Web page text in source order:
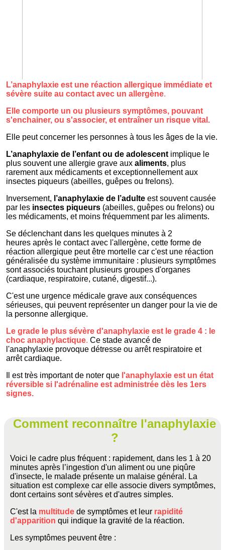
L’anaphylaxie est une réaction allergique immédiate et
sévère suite au contact avec un allergène.
Elle comporte un ou plusieurs symptômes, pouvant
s'enchainer, ou s'associer, et entraîner un risque vital.
Elle peut concerner les personnes à tous les âges de la vie.
L’anaphylaxie de l’enfant ou de adolescent implique le
plus souvent une allergie grave aux aliments, plus
rarement aux médicaments et exceptionnellement aux
insectes piqueurs (abeilles, guêpes ou frelons).
Inversement, l’anaphylaxie de l’adulte est souvent causée
par les insectes piqueurs (abeilles, guêpes ou frelons) ou
les médicaments, et moins fréquemment par les aliments.
Se déclenchant dans les quelques minutes à 2
heures après le contact avec l'allergène, cette forme de
réaction allergique peut être mortelle car c'est une réaction
généralisée du système immunitaire : plusieurs symptômes
sont associés touchant plusieurs groupes d'organes
(cardiaque, respiratoire, cutané, digestif...).
C'est une urgence médicale grave aux conséquences
sérieuses, qui peuvent représenter un danger pour la vie de
la personne allergique.
Le grade le plus sévère d'anaphylaxie est le grade 4 : le
choc anaphylactique. Ce stade avancé de
l'anaphylaxie provoque détresse ou arrêt respiratoire et
arrêt cardiaque.
Il est très important de noter que l'anaphylaxie est un état
réversible si l'adrénaline est administrée dès les 1ers
signes.
Comment reconnaître l'anaphylaxie
?
Voici le cadre plus fréquent : rapidement, dans les 1 à 20
minutes après l’ingestion d'un aliment ou une piqûre
d'insecte, le malade présente un malaise général. La
situation est complexe car elle associe divers symptômes,
dont certains sont sévères et d'autres simples.
C'est la multitude de symptômes et leur rapidité
d'apparition qui indique la gravité de la réaction.
Les symptômes peuvent être :